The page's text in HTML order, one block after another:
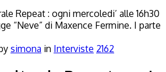
simona in Interviste 2162